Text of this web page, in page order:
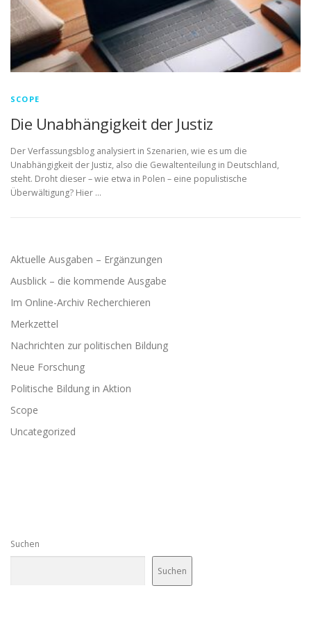
SCOPE
Die Unabhängigkeit der Justiz
Der Verfassungsblog analysiert in Szenarien, wie es um die
Unabhängigkeit der Justiz, also die Gewaltenteilung in Deutschland,
steht. Droht dieser – wie etwa in Polen – eine populistische
Überwältigung? Hier …
Aktuelle Ausgaben – Ergänzungen
Ausblick – die kommende Ausgabe
Im Online-Archiv Recherchieren
Merkzettel
Nachrichten zur politischen Bildung
Neue Forschung
Politische Bildung in Aktion
Scope
Uncategorized
Suchen
Suchen